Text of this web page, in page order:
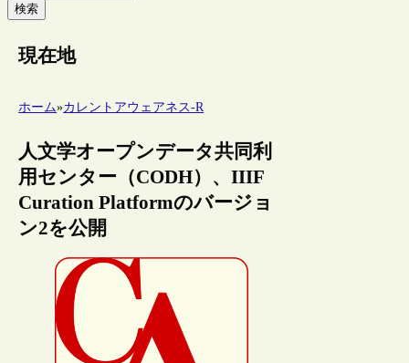
検索
現在地
ホーム»カレントアウェアネス-R
人文学オープンデータ共同利
用センター（CODH）、IIIF
Curation Platformのバージョ
ン2を公開